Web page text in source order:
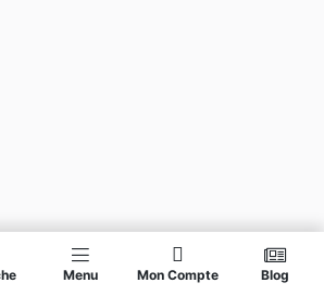
Menu Mon Compte Blog